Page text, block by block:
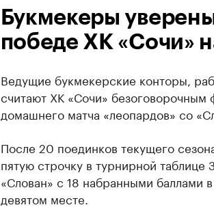
Букмекеры
победе ХК «Сочи»
Ведущие букмекерские конторы,
считают ХК «Сочи»
домашнего матча «леопардов» со
После 20 поединков текущего
пятую строчку в турнирной
«Слован» с 18 набранными баллами
девятом месте.